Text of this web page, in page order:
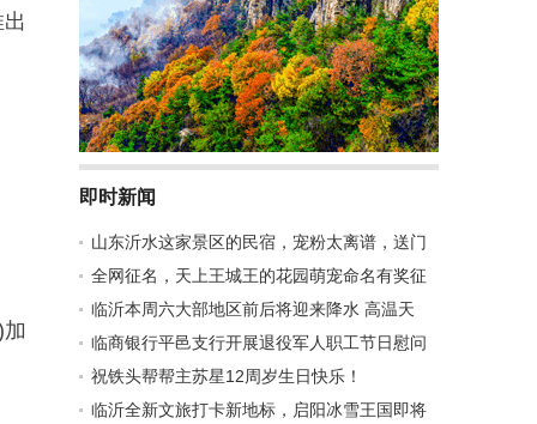
即时新闻
山东沂水这家景区的民宿，宠粉太离谱，送门
全网征名，天上王城王的花园萌宠命名有奖征
临沂本周六大部地区前后将迎来降水 高温天
临商银行平邑支行开展退役军人职工节日慰问
祝铁头帮帮主苏星12周岁生日快乐！
临沂全新文旅打卡新地标，启阳冰雪王国即将